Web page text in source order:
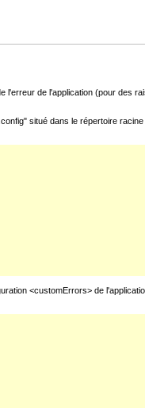
de l'application (pour des
situé dans le répertoire
<customErrors> de